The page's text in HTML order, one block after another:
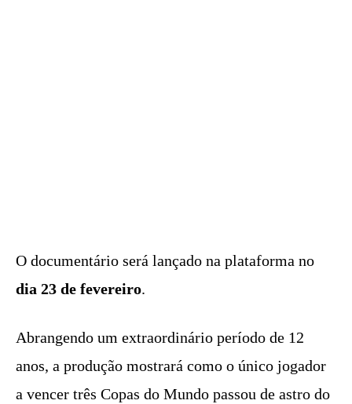
O documentário será lançado na plataforma no
dia 23 de fevereiro.
Abrangendo um extraordinário período de 12
anos, a produção mostrará como o único jogador
a vencer três Copas do Mundo passou de astro do